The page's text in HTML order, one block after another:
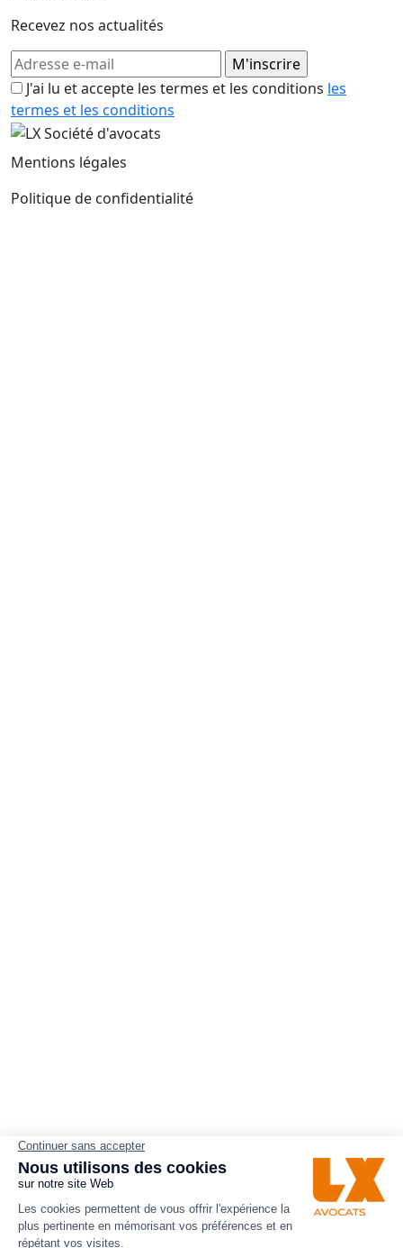
Recevez nos actualités
J'ai lu et accepte les termes et les conditions les
termes et les conditions
Mentions légales
Politique de confidentialité